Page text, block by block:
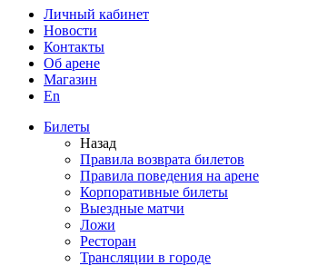
Личный кабинет
Новости
Контакты
Об арене
Магазин
En
Билеты
Назад
Правила возврата билетов
Правила поведения на арене
Корпоративные билеты
Выездные матчи
Ложи
Ресторан
Трансляции в городе